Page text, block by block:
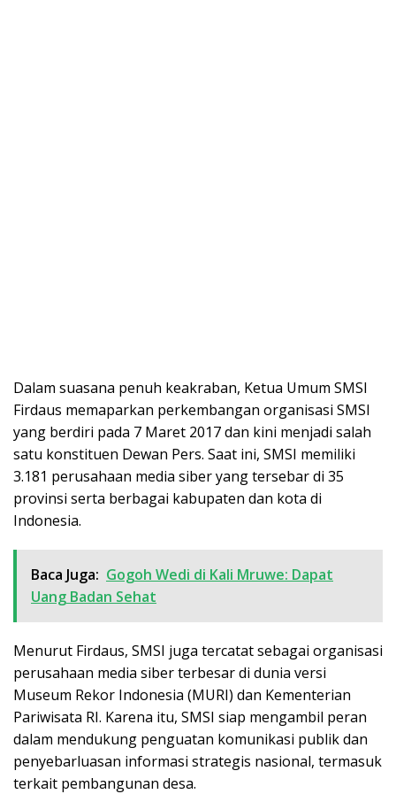
Dalam suasana penuh keakraban, Ketua Umum SMSI
Firdaus memaparkan perkembangan organisasi SMSI
yang berdiri pada 7 Maret 2017 dan kini menjadi salah
satu konstituen Dewan Pers. Saat ini, SMSI memiliki
3.181 perusahaan media siber yang tersebar di 35
provinsi serta berbagai kabupaten dan kota di
Indonesia.
Baca Juga: Gogoh Wedi di Kali Mruwe: Dapat
Uang Badan Sehat
Menurut Firdaus, SMSI juga tercatat sebagai organisasi
perusahaan media siber terbesar di dunia versi
Museum Rekor Indonesia (MURI) dan Kementerian
Pariwisata RI. Karena itu, SMSI siap mengambil peran
dalam mendukung penguatan komunikasi publik dan
penyebarluasan informasi strategis nasional, termasuk
terkait pembangunan desa.